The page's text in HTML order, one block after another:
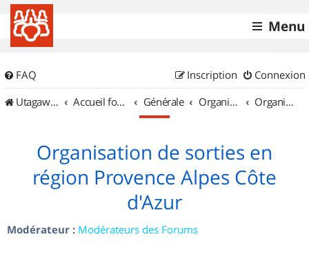
Menu
FAQ Connexion
Inscription
UtagawaVTT (Randos VTT et VTTAE avec traces GPS)
Accueil forum Générale Organisation de sorties & Recherche de partenaires Organisation de sorties en région Provence Alpes Côte d'Azur
Organisation de sorties en
région Provence Alpes Côte
d'Azur
Modérateur : Modérateurs des Forums